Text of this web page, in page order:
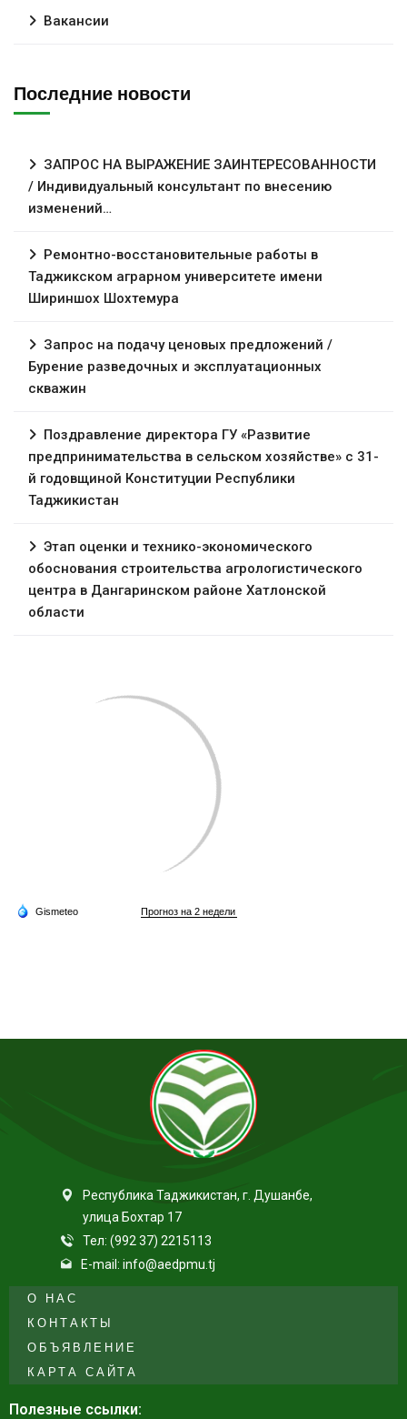
Вакансии
Последние новости
ЗАПРОС НА ВЫРАЖЕНИЕ ЗАИНТЕРЕСОВАННОСТИ
/ Индивидуальный консультант по внесению
изменений…
Ремонтно-восстановительные работы в
Таджикском аграрном университете имени
Шириншох Шохтемура
Запрос на подачу ценовых предложений /
Бурение разведочных и эксплуатационных
скважин
Поздравление директора ГУ «Развитие
предпринимательства в сельском хозяйстве» с 31-
й годовщиной Конституции Республики
Таджикистан
Этап оценки и технико-экономического
обоснования строительства агрологистического
центра в Дангаринском районе Хатлонской
области
Республика Таджикистан, г. Душанбе,
улица Бохтар 17
Тел: (992 37) 2215113
E-mail: info@aedpmu.tj
О НАС
КОНТАКТЫ
ОБЪЯВЛЕНИЕ
КАРТА САЙТА
Полезные ссылки: